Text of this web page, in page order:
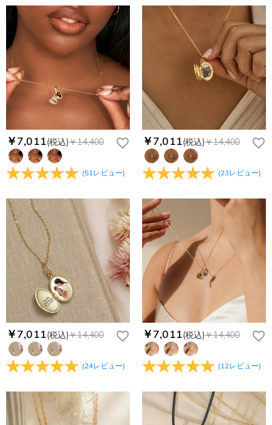
￥7,011(税込)￥14,400
(51レビュー)
￥7,011(税込)￥14,400
(23レビュー)
￥7,011(税込)￥14,400
(24レビュー)
￥7,011(税込)￥14,400
(12レビュー)